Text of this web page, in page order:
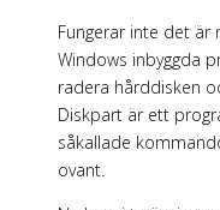
Fungerar inte det
Windows inbyggda
radera hårddisken
Diskpart är ett
såkallade
ovant.